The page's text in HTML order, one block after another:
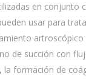
en conjunto
usar para
artroscópico
de succión con
formación de